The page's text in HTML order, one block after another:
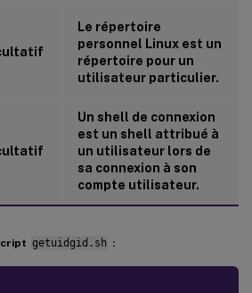
Le répertoire
personnel Linux est un
répertoire pour un
utilisateur particulier.
Un shell de connexion
est un shell attribué à
un utilisateur lors de
sa connexion à son
compte utilisateur.
getuidgid.sh :